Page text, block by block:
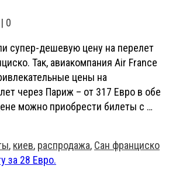
| 0
супер-дешевую цену на перелет
Так, авиакомпания Air France
цены на
через Париж – от 317 Евро в обе
можно приобрести билеты с …
, киев, распродажа, Сан франциско